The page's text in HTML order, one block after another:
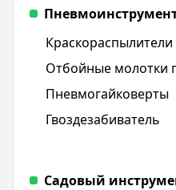
Отбойные молотки
Пневмогайковерты
Гвоздезабиватель
Садовый